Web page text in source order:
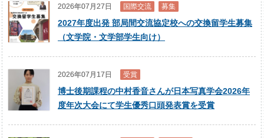
2026年07月27日 国際交流 募集
2027年度出発 部局間交流協定校への交換留学生募集
（文学院・文学部学生向け）
2026年07月17日 受賞
博士後期課程の中村香音さんが日本写真学会2026年
度年次大会にて学生優秀口頭発表賞を受賞